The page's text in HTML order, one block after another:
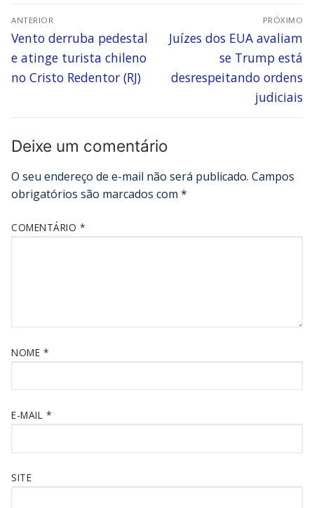
ANTERIOR
Vento derruba pedestal
e atinge turista chileno
no Cristo Redentor (RJ)
PRÓXIMO
Juízes dos EUA avaliam
se Trump está
desrespeitando ordens
judiciais
Deixe um comentário
O seu endereço de e-mail não será publicado. Campos
obrigatórios são marcados com *
COMENTÁRIO *
NOME *
E-MAIL *
SITE